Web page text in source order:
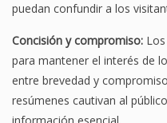
puedan confundir a los
Concisión y compromiso:
para mantener el interés de
entre brevedad y
resúmenes cautivan al